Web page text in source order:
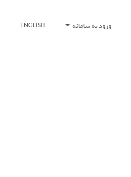
ورود به سامانه ENGLISH